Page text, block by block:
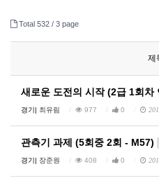
Total 532 / 3 page
제
새로운 도전의 시작 (2급 1회차
경기| 최유림 977 0
관측기 과제 (5회중 2회 - M57)
경기| 장준원 408 0